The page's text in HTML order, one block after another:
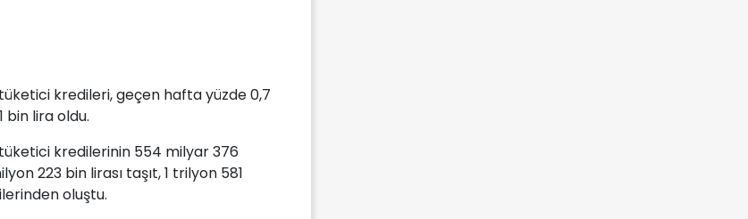
kredileri, geçen hafta yüzde 0,7
bin lira oldu.
kredilerinin 554 milyar 376
223 bin lirası taşıt, 1 trilyon 581
oluştu.